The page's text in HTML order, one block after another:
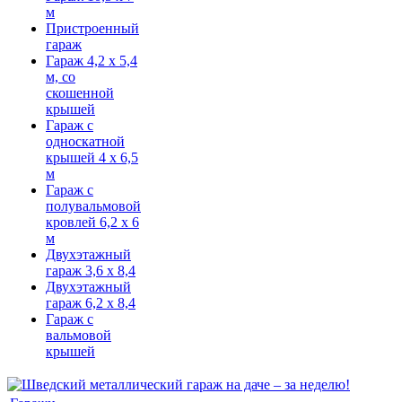
м
Пристроенный
гараж
Гараж 4,2 х 5,4
м, со
скошенной
крышей
Гараж с
односкатной
крышей 4 х 6,5
м
Гараж с
полувальмовой
кровлей 6,2 х 6
м
Двухэтажный
гараж 3,6 х 8,4
Двухэтажный
гараж 6,2 х 8,4
Гараж с
вальмовой
крышей